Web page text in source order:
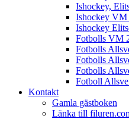
Ishockey,
Ishockey VM
Ishockey
Fotbolls VM
Fotbolls
Fotbolls
Fotbolls
Fotboll
Kontakt
Gamla gästboken
Länka till